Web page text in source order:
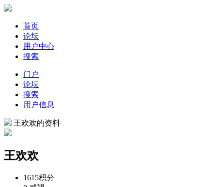
首页
论坛
用户中心
搜索
门户
论坛
搜索
用户信息
王欢欢的资料
王欢欢
1615积分